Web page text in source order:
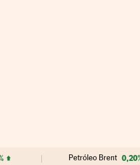
Petróleo Brent